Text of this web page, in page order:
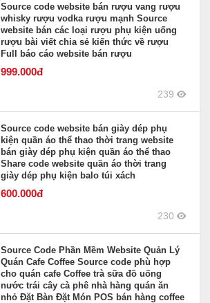
Source code website bán rượu vang rượu
whisky rượu vodka rượu mạnh Source
website bán các loại rượu phụ kiện uống
rượu bài viết chia sẻ kiến thức về rượu
Full báo cáo website bán rượu
999.000đ
239
Source code website bán giày dép phụ
kiện quần áo thể thao thời trang website
bán giày dép phụ kiện quần áo thể thao
Share code website quần áo thời trang
giày dép phụ kiện balo túi xách
600.000đ
230
Source Code Phần Mềm Website Quản Lý
Quán Cafe Coffee Source code phù hợp
cho quán cafe Coffee trà sữa đồ uống
nước trái cây cà phê nhà hàng quán ăn
nhỏ Đặt Bàn Đặt Món POS bán hàng coffee